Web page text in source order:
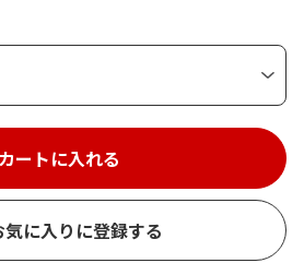
気に入りに登録する